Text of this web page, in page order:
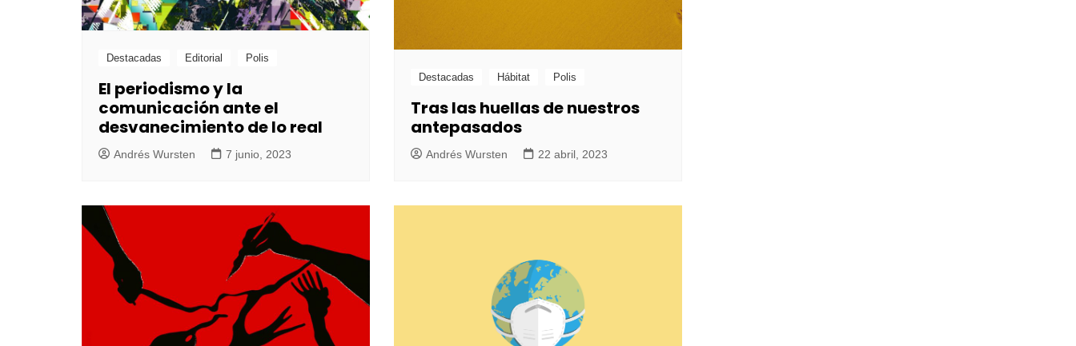
Destacadas Editorial Polis
El periodismo y la
comunicación ante el
desvanecimiento de lo real
Andrés Wursten 7 junio, 2023
Destacadas Hábitat Polis
Tras las huellas de nuestros
antepasados
Andrés Wursten 22 abril, 2023